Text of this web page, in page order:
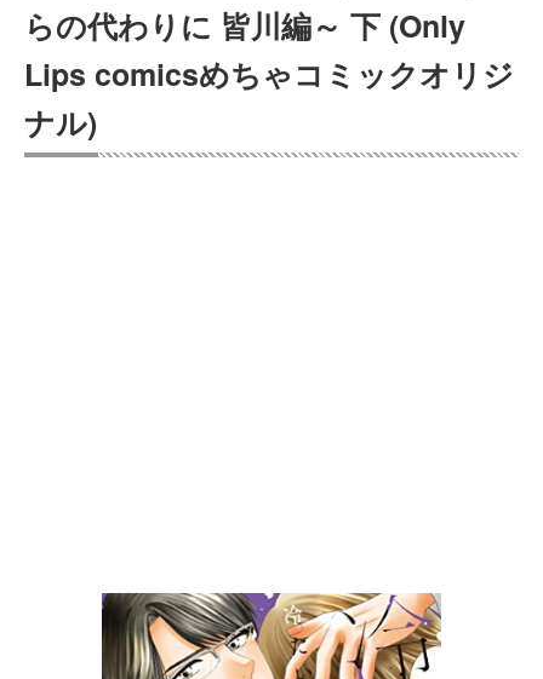
Myシェルフ
プレミアム
らの代わりに 皆川編～ 下 (Only
Lips comicsめちゃコミックオリジ
ナル)